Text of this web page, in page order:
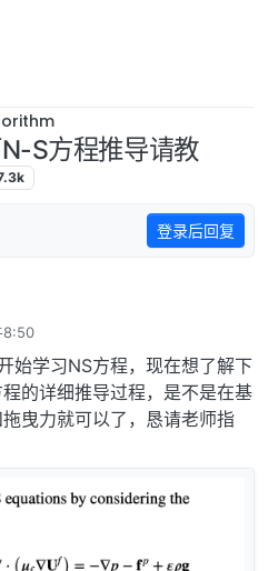
S方程推导请教
登录后回复
8:50
始学习NS方程，现在想了解下
的详细推导过程，是不是在基
曳力就可以了，恳请老师指